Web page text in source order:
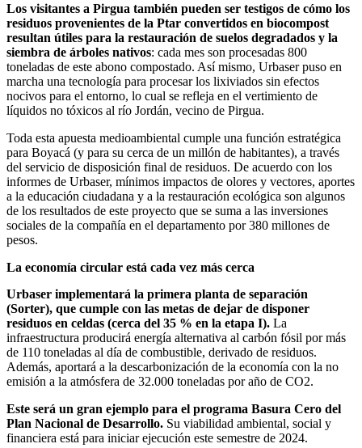
Los visitantes a Pirgua también pueden ser testigos de cómo los
residuos provenientes de la Ptar convertidos en biocompost
resultan útiles para la restauración de suelos degradados y la
siembra de árboles nativos: cada mes son procesadas 800
toneladas de este abono compostado. Así mismo, Urbaser puso en
marcha una tecnología para procesar los lixiviados sin efectos
nocivos para el entorno, lo cual se refleja en el vertimiento de
líquidos no tóxicos al río Jordán, vecino de Pirgua.
Toda esta apuesta medioambiental cumple una función estratégica
para Boyacá (y para su cerca de un millón de habitantes), a través
del servicio de disposición final de residuos. De acuerdo con los
informes de Urbaser, mínimos impactos de olores y vectores, aportes
a la educación ciudadana y a la restauración ecológica son algunos
de los resultados de este proyecto que se suma a las inversiones
sociales de la compañía en el departamento por 380 millones de
pesos.
La economía circular está cada vez más cerca
Urbaser implementará la primera planta de separación
(Sorter), que cumple con las metas de dejar de disponer
residuos en celdas (cerca del 35 % en la etapa I). La
infraestructura producirá energía alternativa al carbón fósil por más
de 110 toneladas al día de combustible, derivado de residuos.
Además, aportará a la descarbonización de la economía con la no
emisión a la atmósfera de 32.000 toneladas por año de CO2.
Este será un gran ejemplo para el programa Basura Cero del
Plan Nacional de Desarrollo. Su viabilidad ambiental, social y
financiera está para iniciar ejecución este semestre de 2024.